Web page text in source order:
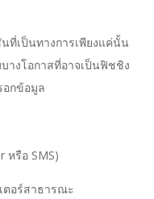
ที่เป็นทางการเพียงแค่นั้น
างโอกาสที่อาจเป็นฟิชชิง
อกข้อมูล
หรือ SMS)
ตอร์สาธารณะ